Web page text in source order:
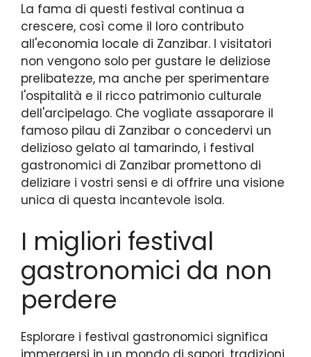
La fama di questi festival continua a
crescere, così come il loro contributo
all'economia locale di Zanzibar. I visitatori
non vengono solo per gustare le deliziose
prelibatezze, ma anche per sperimentare
l'ospitalità e il ricco patrimonio culturale
dell'arcipelago. Che vogliate assaporare il
famoso pilau di Zanzibar o concedervi un
delizioso gelato al tamarindo, i festival
gastronomici di Zanzibar promettono di
deliziare i vostri sensi e di offrire una visione
unica di questa incantevole isola.
I migliori festival
gastronomici da non
perdere
Esplorare i festival gastronomici significa